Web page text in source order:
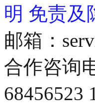
明 免责及
邮箱：
合作咨询
68456523